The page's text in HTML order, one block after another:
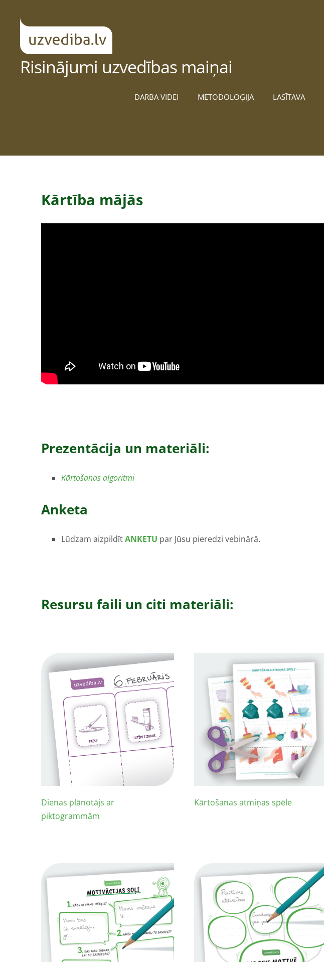
Risinājumi uzvedības maiņai
DARBA VIDEI METODOLOĢIJA LASĪTAVA
Kārtība mājās
Prezentācija un materiāli:
Kārtošanas algoritmi
Anketa
Lūdzam aizpildītANKETU par Jūsu pieredzi vebinārā.
Resursu faili un citi materiāli:
Dienas plānotājs ar
piktogrammām
Kārtošanas atmiņas spēle